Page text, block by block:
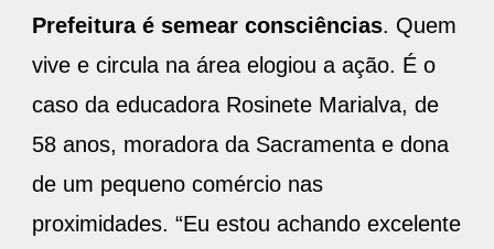
Prefeitura é semear consciências. Quem
vive e circula na área elogiou a ação. É o
caso da educadora Rosinete Marialva, de
58 anos, moradora da Sacramenta e dona
de um pequeno comércio nas
proximidades. “Eu estou achando excelente